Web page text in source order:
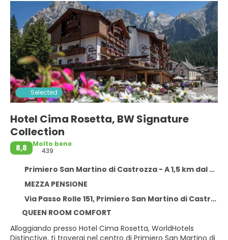
Selected
Hotel Cima Rosetta, BW Signature
Collection
8,8
Molto bene
439
Primiero San Martino di Castrozza - A 1,5 km dal centro
MEZZA PENSIONE
Via Passo Rolle 151, Primiero San Martino di Castrozza 38054
QUEEN ROOM COMFORT
Alloggiando presso Hotel Cima Rosetta, WorldHotels
Distinctive, ti troverai nel centro di Primiero San Martino di